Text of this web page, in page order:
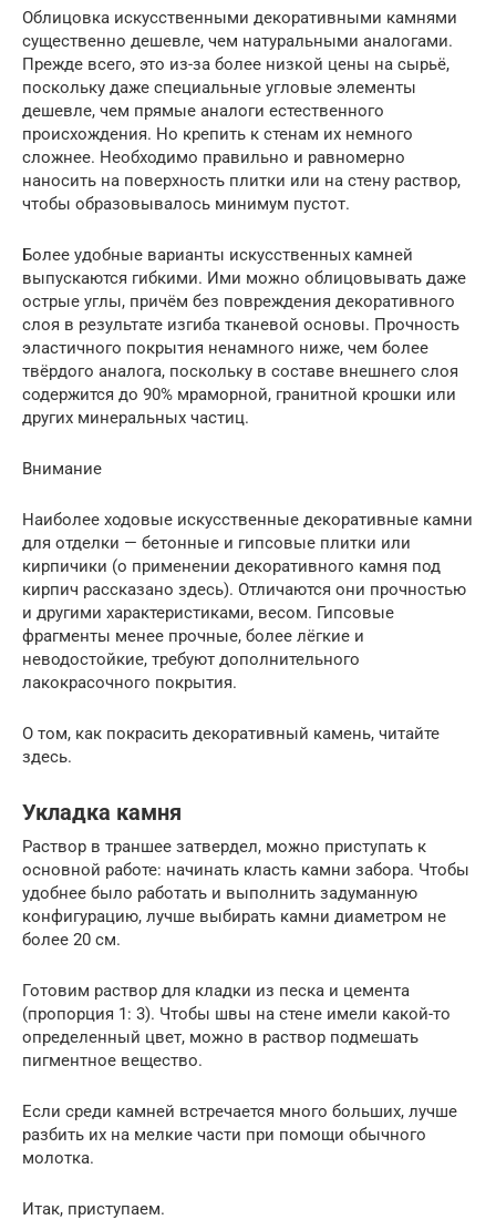
Облицовка искусственными декоративными камнями
существенно дешевле, чем натуральными аналогами.
Прежде всего, это из-за более низкой цены на сырьё,
поскольку даже специальные угловые элементы
дешевле, чем прямые аналоги естественного
происхождения. Но крепить к стенам их немного
сложнее. Необходимо правильно и равномерно
наносить на поверхность плитки или на стену раствор,
чтобы образовывалось минимум пустот.
Более удобные варианты искусственных камней
выпускаются гибкими. Ими можно облицовывать даже
острые углы, причём без повреждения декоративного
слоя в результате изгиба тканевой основы. Прочность
эластичного покрытия ненамного ниже, чем более
твёрдого аналога, поскольку в составе внешнего слоя
содержится до 90% мраморной, гранитной крошки или
других минеральных частиц.
Внимание
Наиболее ходовые искусственные декоративные камни
для отделки — бетонные и гипсовые плитки или
кирпичики (о применении декоративного камня под
кирпич рассказано здесь). Отличаются они прочностью
и другими характеристиками, весом. Гипсовые
фрагменты менее прочные, более лёгкие и
неводостойкие, требуют дополнительного
лакокрасочного покрытия.
О том, как покрасить декоративный камень, читайте
здесь.
Укладка камня
Раствор в траншее затвердел, можно приступать к
основной работе: начинать класть камни забора. Чтобы
удобнее было работать и выполнить задуманную
конфигурацию, лучше выбирать камни диаметром не
более 20 см.
Готовим раствор для кладки из песка и цемента
(пропорция 1: 3). Чтобы швы на стене имели какой-то
определенный цвет, можно в раствор подмешать
пигментное вещество.
Если среди камней встречается много больших, лучше
разбить их на мелкие части при помощи обычного
молотка.
Итак, приступаем.